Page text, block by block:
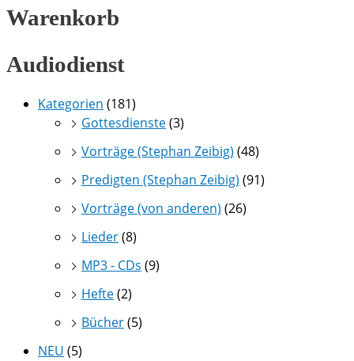
Warenkorb
Audiodienst
Kategorien (181)
Gottesdienste(3)
Vorträge (Stephan Zeibig) (48)
Predigten (Stephan Zeibig) (91)
Vorträge (von anderen) (26)
Lieder(8)
MP3 - CDs (9)
Hefte(2)
Bücher(5)
NEU (5)